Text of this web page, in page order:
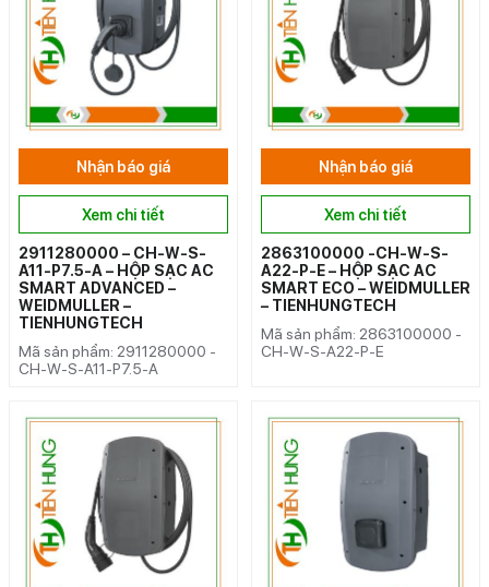
Nhận báo giá
Xem chi tiết
2911280000 – CH-W-S-
A11-P7.5-A – HỘP SẠC AC
SMART ADVANCED –
WEIDMULLER –
TIENHUNGTECH
Mã sản phẩm: 2911280000 -
CH-W-S-A11-P7.5-A
Nhận báo giá
Xem chi tiết
2863100000 -CH-W-S-
A22-P-E – HỘP SẠC AC
SMART ECO – WEIDMULLER
– TIENHUNGTECH
Mã sản phẩm: 2863100000 -
CH-W-S-A22-P-E